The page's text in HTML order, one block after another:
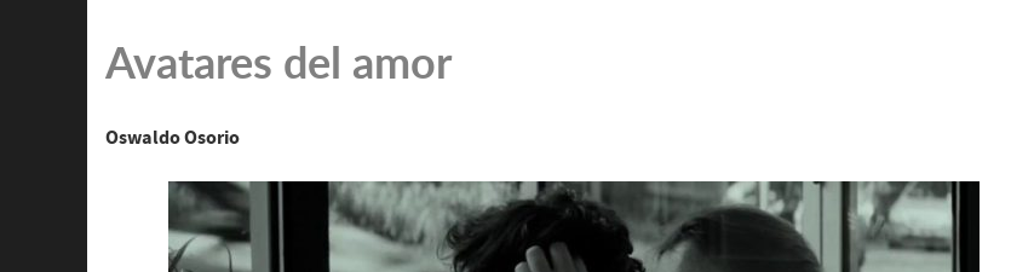
Avatares del amor
Oswaldo Osorio